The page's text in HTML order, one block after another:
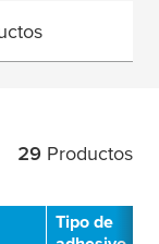
29 Productos
Tipo de